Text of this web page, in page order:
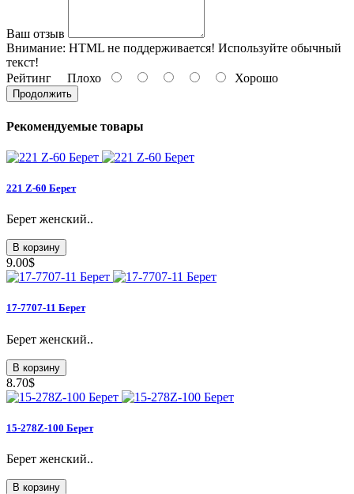
Ваш отзыв
Внимание: HTML не поддерживается! Используйте обычный
текст!
Рейтинг Плохо Хорошо
Продолжить
Рекомендуемые товары
221 Z-60 Берет
Берет женский..
В корзину
9.00$
17-7707-11 Берет
Берет женский..
В корзину
8.70$
15-278Z-100 Берет
Берет женский..
В корзину